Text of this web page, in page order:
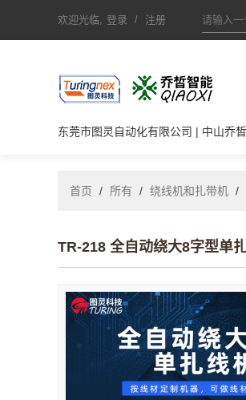
欢迎光临, 登录 / 注册
东莞市图灵自动化有限公司 | 中山乔
首页 / 所有 / 绕线机和扎带机 /
TR-218 全自动绕大8字型单